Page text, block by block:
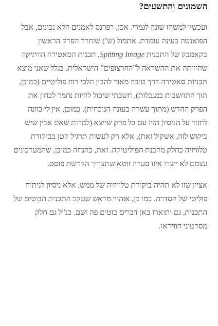
השמונים והתשעים?
ועכשיו למשהו שונה לגמרי. אכן, רפרנס לאמנים הלא נכונים, אבל
הפואנטה בעינה עומדת. אתמול (ש’) שוחרר הפרק הראשון
בקאמבק של התכניתSpitting Image, תכנית הסאטירה הוותיקה
שהיוותה את ההשראה ל”החרצופים” הישראלית. בגלל שאני מוצא
תכניות סאטירה דרך טובה מאוד להבין הלכי רוח פוליטיים (כמובן,
תוך התחשבות במגבלות), חשבתי שיכול להיות נחמד לבחון את
הפרק החדש (מתוך עשרה בעונה הנוכחית). כמובן, אין לי כוונה
לחזור על הניסיון הזה עם כל פרק שייצא (למרות שאם אבין שיש
ביקוש לזה, אשקול זאת), אלא רק לעשות תרגיל קטן בביקורת
טלוויזיה כחלק מהבנת הפוליטיקה. זאת, בהנחה כמובן, שהמערכונים
עצמם לא ייצרו איזו סערה זוטא שתצריך הקדשת פוסט.
אציין שזו לא תהיה ביקורת טלוויזיה של ממש, אלא ניסיון לניתוח
פוליטי של הסדרה. כמו כן, אזהיר מראש שעקב התכנית הבוטים של
התכנית, גם יתוארו כאן דברים בוטים פה ושם. כנ”ל גם חלק
מסרטוני הווידאו.